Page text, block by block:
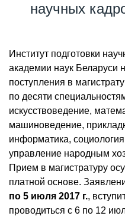
научных
Институт подготовки
академии наук Беларуси
поступления в
по деcяти
искусствоведение,
машиноведение,
информатика,
управление народным
Прием в магистратуру
платной основе.
по 5 июля 2017 г.,
проводиться с 6 по 12